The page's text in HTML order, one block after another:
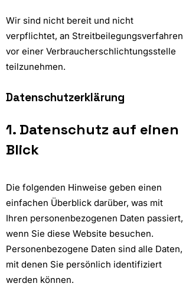
Wir sind nicht bereit und nicht
verpflichtet, an Streitbeilegungsverfahren
vor einer Verbraucherschlichtungsstelle
teilzunehmen.
Datenschutzerklärung
1. Datenschutz auf einen
Blick
Die folgenden Hinweise geben einen
einfachen Überblick darüber, was mit
Ihren personenbezogenen Daten passiert,
wenn Sie diese Website besuchen.
Personenbezogene Daten sind alle Daten,
mit denen Sie persönlich identifiziert
werden können.